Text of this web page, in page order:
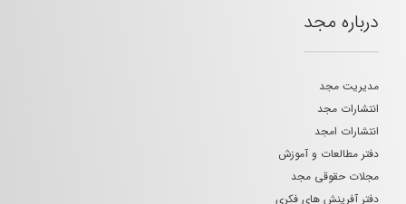
درباره مجد
مدیریت مجد
انتشارات مجد
انتشارات امجد
دفتر مطالعات و آموزش
مجلات حقوقی مجد
دفتر آفرینش های فکری